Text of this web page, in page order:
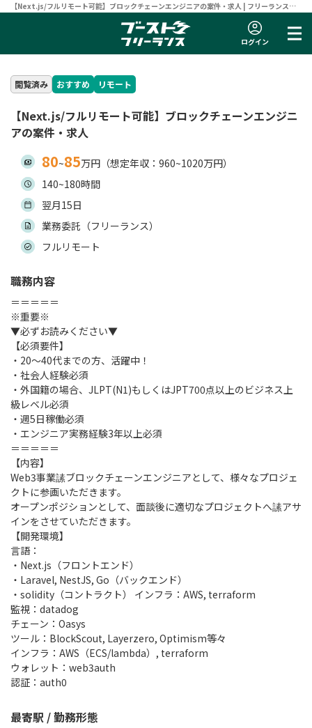
【Next.js/フルリモート可能】ブロックチェーンエンジニアの案件・求人 | フリーランスエ
ンジニア向け案件サイト 【ブーストフリーランス】
ログイン
閲覧済み おすすめ リモート
【Next.js/フルリモート可能】ブロックチェーンエンジニ
アの案件・求人
80~85万円（想定年収：960~1020万円）
140~180時間
翌月15日
業務委託（フリーランス）
フルリモート
職務内容
＝＝＝＝＝
※重要※
▼必ずお読みください▼
【必須要件】
・20～40代までの方、活躍中！
・社会人経験必須
・外国籍の場合、JLPT(N1)もしくはJPT700点以上のビジネス上
級レベル必須
・週5日稼働必須
・エンジニア実務経験3年以上必須
＝＝＝＝＝
【内容】
Web3事業䛾ブロックチェーンエンジニアとして、様々なプロジェ
クトに参画いただきます。
オープンポジションとして、面談後に適切なプロジェクトへ䛾アサ
インをさせていただきます。
【開発環境】
言語：
・Next.js（フロントエンド）
・Laravel, NestJS, Go（バックエンド）
・solidity（コントラクト） インフラ：AWS, terraform
監視：datadog
チェーン：Oasys
ツール：BlockScout, Layerzero, Optimism等々
インフラ：AWS（ECS/lambda）, terraform
ウォレット：web3auth
認証：auth0
最寄駅 / 勤務形態